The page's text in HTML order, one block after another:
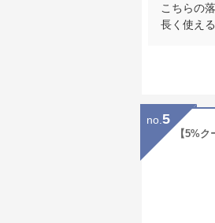
こちらの
長く使え
no. 5